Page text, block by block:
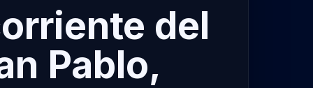
del
Pablo,